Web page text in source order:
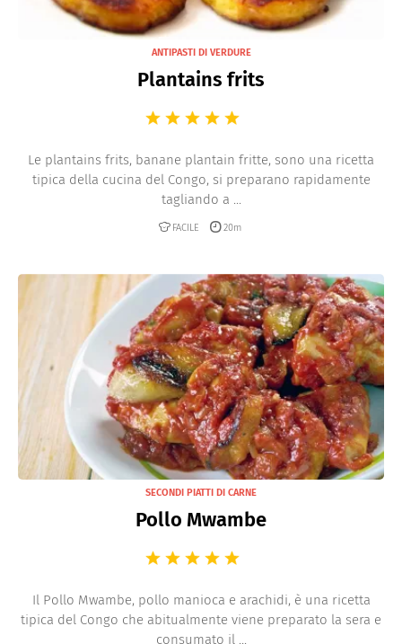
ANTIPASTI DI VERDURE
Plantains frits
Le plantains frits, banane plantain fritte, sono una ricetta
tipica della cucina del Congo, si preparano rapidamente
tagliando a ...
FACILE 20m
SECONDI PIATTI DI CARNE
Pollo Mwambe
Il Pollo Mwambe, pollo manioca e arachidi, è una ricetta
tipica del Congo che abitualmente viene preparato la sera e
consumato il ...